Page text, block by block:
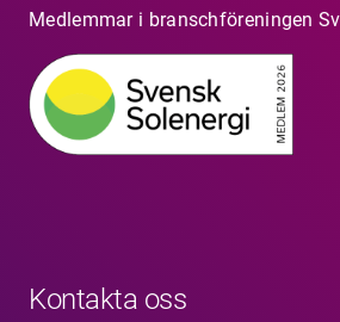
Medlemmar i branschföreningen
Kontakta oss